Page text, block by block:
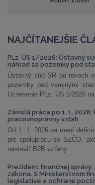
NAJČÍTANEJŠIE
PLz. ÚS 1/2026: Ústavný
náhrad za pozemky pod
Ústavný súd SR po rokoch
pozemky pod verejnými
Uznesenie PLz. ÚS 1/2026
Závislá práca po 1. 1.
pracovnoprávny vzťah
Od 1. 1. 2026 sa mení
pre spoluprácu so SZČO,
nastaviť B2B vzťahy.
Prezident finančnej
zákona. S Ministerstvom
legislatíve a ochrane